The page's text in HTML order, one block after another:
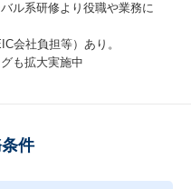
ル系研修より役職や業務に
会社負担等）あり。
も拡大実施中
件